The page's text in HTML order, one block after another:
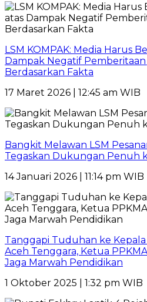
LSM KOMPAK: Media Harus
Dampak Negatif
Berdasarkan Fakta
17 Maret 2026 | 12:45 am WIB
Bangkit Melawan LSM
Tegaskan Dukungan Penuh
14 Januari 2026 | 11:14 pm WIB
Tanggapi Tuduhan ke
Aceh Tenggara, Ketua
Jaga Marwah Pendidikan
1 Oktober 2025 | 1:32 pm WIB